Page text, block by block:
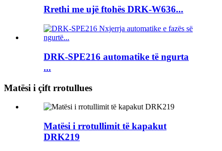
Rrethi me ujë ftohës DRK-W636...
DRK-SPE216 automatike të ngurta
...
Matësi i çift rrotullues
Matësi i rrotullimit të kapakut
DRK219